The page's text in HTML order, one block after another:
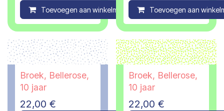
Toevoegen aan winkelmandje Compare
Toevoegen aan
Broek, Bellerose,
10 jaar
22,00 €
Broek, Bellerose,
10 jaar
22,00 €